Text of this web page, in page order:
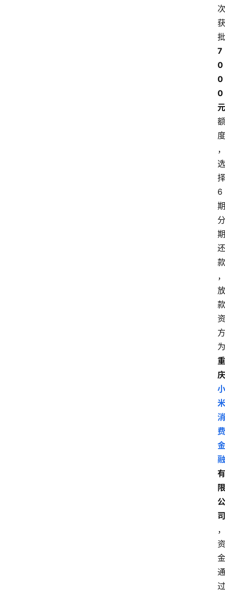
次
获
批
7
0
0
0
元
额
度
，
选
择
6
期
分
期
还
款
，
放
款
资
方
为
重
庆
小
米
消
费
金
融
有
限
公
司
，
资
金
通
过